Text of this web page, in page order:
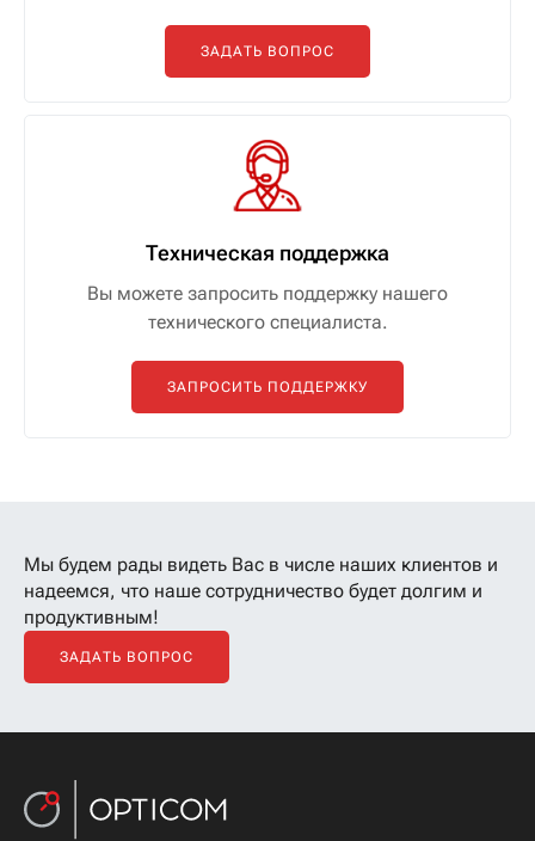
ЗАДАТЬ ВОПРОС
Техническая поддержка
Вы можете запросить поддержку нашего
технического специалиста.
ЗАПРОСИТЬ ПОДДЕРЖКУ
Мы будем рады видеть Вас в числе наших клиентов и
надеемся, что наше сотрудничество будет долгим и
продуктивным!
ЗАДАТЬ ВОПРОС